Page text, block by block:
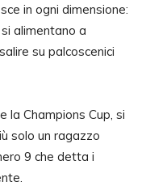
in ogni dimensione:
alimentano a
su palcoscenici
la Champions Cup, si
solo un ragazzo
9 che detta i